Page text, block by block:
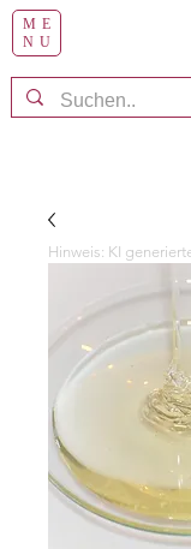
ME
NU
Hinweis: KI